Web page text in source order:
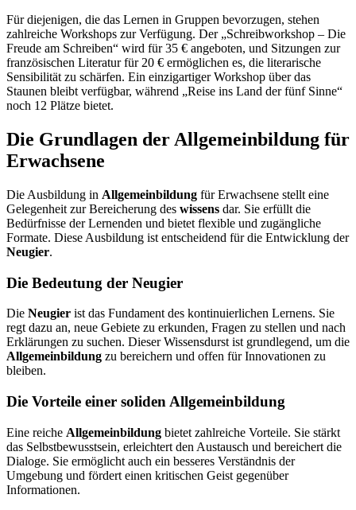
Für diejenigen, die das Lernen in Gruppen bevorzugen, stehen
zahlreiche Workshops zur Verfügung. Der „Schreibworkshop – Die
Freude am Schreiben“ wird für 35 € angeboten, und Sitzungen zur
französischen Literatur für 20 € ermöglichen es, die literarische
Sensibilität zu schärfen. Ein einzigartiger Workshop über das
Staunen bleibt verfügbar, während „Reise ins Land der fünf Sinne“
noch 12 Plätze bietet.
Die Grundlagen der Allgemeinbildung für
Erwachsene
Die Ausbildung in Allgemeinbildung für Erwachsene stellt eine
Gelegenheit zur Bereicherung des wissens dar. Sie erfüllt die
Bedürfnisse der Lernenden und bietet flexible und zugängliche
Formate. Diese Ausbildung ist entscheidend für die Entwicklung der
Neugier.
Die Bedeutung der Neugier
Die Neugier ist das Fundament des kontinuierlichen Lernens. Sie
regt dazu an, neue Gebiete zu erkunden, Fragen zu stellen und nach
Erklärungen zu suchen. Dieser Wissensdurst ist grundlegend, um die
Allgemeinbildung zu bereichern und offen für Innovationen zu
bleiben.
Die Vorteile einer soliden Allgemeinbildung
Eine reiche Allgemeinbildung bietet zahlreiche Vorteile. Sie stärkt
das Selbstbewusstsein, erleichtert den Austausch und bereichert die
Dialoge. Sie ermöglicht auch ein besseres Verständnis der
Umgebung und fördert einen kritischen Geist gegenüber
Informationen.